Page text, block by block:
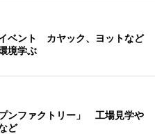
ベント カヤック、ヨットなど
境学ぶ
ンファクトリー」 工場見学や
ど